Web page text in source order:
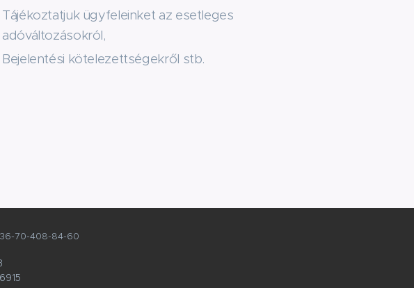
Tájékoztatjuk ügyfeleinket az esetleges
adóváltozásokról,
Bejelentési kötelezettségekről stb.
70-408-84-60